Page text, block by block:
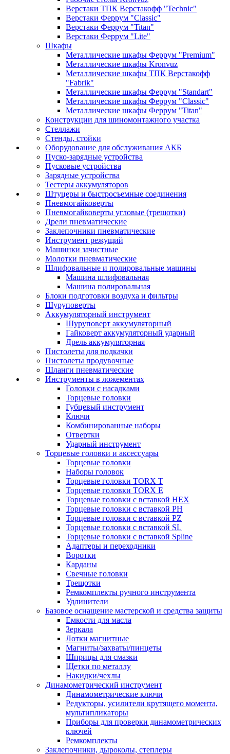
Верстаки ТПК Верстакофф "Technic"
Верстаки Феррум "Classic"
Верстаки Феррум "Titan"
Верстаки Феррум "Lite"
Шкафы
Металлические шкафы Феррум "Premium"
Металлические шкафы Kronvuz
Металлические шкафы ТПК Верстакофф
"Fabrik"
Металлические шкафы Феррум "Standart"
Металлические шкафы Феррум "Classic"
Металлические шкафы Феррум "Titan"
Конструкции для шиномонтажного участка
Стеллажи
Стенды, стойки
Оборудование для обслуживания АКБ
Пуско-зарядные устройства
Пусковые устройства
Зарядные устройства
Тестеры аккумуляторов
Штуцеры и быстросъемные соединения
Пневмогайковерты
Пневмогайковерты угловые (трещотки)
Дрели пневматические
Заклепочники пневматические
Инструмент режущий
Машинки зачистные
Молотки пневматические
Шлифовальные и полировальные машины
Машина шлифовальная
Машина полировальная
Блоки подготовки воздуха и фильтры
Шуруповерты
Аккумуляторный инструмент
Шуруповерт аккумуляторный
Гайковерт аккумуляторный ударный
Дрель аккумуляторная
Пистолеты для подкачки
Пистолеты продувочные
Шланги пневматические
Инструменты в ложементах
Головки с насадками
Торцевые головки
Губцевый инструмент
Ключи
Комбинированные наборы
Отвертки
Ударный инструмент
Торцевые головки и аксессуары
Торцевые головки
Наборы головок
Торцевые головки TORX T
Торцевые головки TORX Е
Торцевые головки с вставкой HEX
Торцевые головки с вставкой PH
Торцевые головки с вставкой PZ
Торцевые головки с вставкой SL
Торцевые головки с вставкой Spline
Адаптеры и переходники
Воротки
Карданы
Свечные головки
Трещотки
Ремкомплекты ручного инструмента
Удлинители
Базовое оснащение мастерской и средства защиты
Емкости для масла
Зеркала
Лотки магнитные
Магниты/захваты/пинцеты
Шприцы для смазки
Щетки по металлу
Накидки/чехлы
Динамометрический инструмент
Динамометрические ключи
Редукторы, усилители крутящего момента,
мультипликаторы
Приборы для проверки динамометрических
ключей
Ремкомплекты
Заклепочники, дыроколы, степлеры